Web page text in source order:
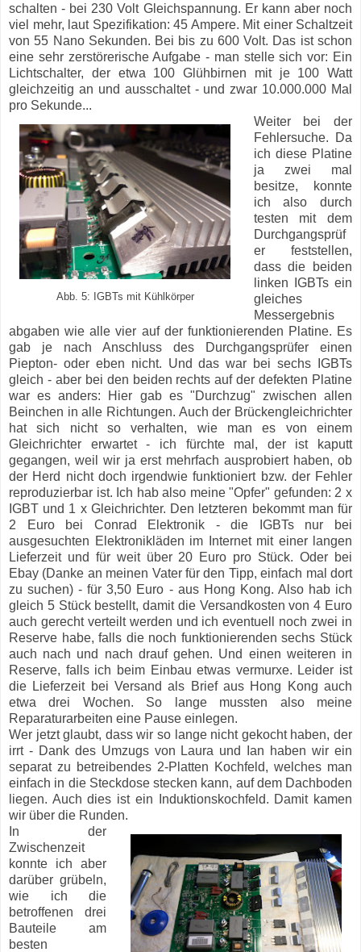
schalten - bei 230 Volt Gleichspannung. Er kann aber noch
viel mehr, laut Spezifikation: 45 Ampere. Mit einer Schaltzeit
von 55 Nano Sekunden. Bei bis zu 600 Volt. Das ist schon
eine sehr zerstörerische Aufgabe - man stelle sich vor: Ein
Lichtschalter, der etwa 100 Glühbirnen mit je 100 Watt
gleichzeitig an und ausschaltet - und zwar 10.000.000 Mal
pro Sekunde...
Abb. 5: IGBTs mit Kühlkörper
Weiter bei der
Fehlersuche. Da
ich diese Platine
ja zwei mal
besitze, konnte
ich also durch
testen mit dem
Durchgangsprüf
er feststellen,
dass die beiden
linken IGBTs ein
gleiches
Messergebnis
abgaben wie alle vier auf der funktionierenden Platine. Es
gab je nach Anschluss des Durchgangsprüfer einen
Piepton- oder eben nicht. Und das war bei sechs IGBTs
gleich - aber bei den beiden rechts auf der defekten Platine
war es anders: Hier gab es "Durchzug" zwischen allen
Beinchen in alle Richtungen. Auch der Brückengleichrichter
hat sich nicht so verhalten, wie man es von einem
Gleichrichter erwartet - ich fürchte mal, der ist kaputt
gegangen, weil wir ja erst mehrfach ausprobiert haben, ob
der Herd nicht doch irgendwie funktioniert bzw. der Fehler
reproduzierbar ist. Ich hab also meine "Opfer" gefunden: 2 x
IGBT und 1 x Gleichrichter. Den letzteren bekommt man für
2 Euro bei Conrad Elektronik - die IGBTs nur bei
ausgesuchten Elektronikläden im Internet mit einer langen
Lieferzeit und für weit über 20 Euro pro Stück. Oder bei
Ebay (Danke an meinen Vater für den Tipp, einfach mal dort
zu suchen) - für 3,50 Euro - aus Hong Kong. Also hab ich
gleich 5 Stück bestellt, damit die Versandkosten von 4 Euro
auch gerecht verteilt werden und ich eventuell noch zwei in
Reserve habe, falls die noch funktionierenden sechs Stück
auch nach und nach drauf gehen. Und einen weiteren in
Reserve, falls ich beim Einbau etwas vermurxe. Leider ist
die Lieferzeit bei Versand als Brief aus Hong Kong auch
etwa drei Wochen. So lange mussten also meine
Reparaturarbeiten eine Pause einlegen.
Wer jetzt glaubt, dass wir so lange nicht gekocht haben, der
irrt - Dank des Umzugs von Laura und Ian haben wir ein
separat zu betreibendes 2-Platten Kochfeld, welches man
einfach in die Steckdose stecken kann, auf dem Dachboden
liegen. Auch dies ist ein Induktionskochfeld. Damit kamen
wir über die Runden.
In der
Zwischenzeit
konnte ich aber
darüber grübeln,
wie ich die
betroffenen drei
Bauteile am
besten